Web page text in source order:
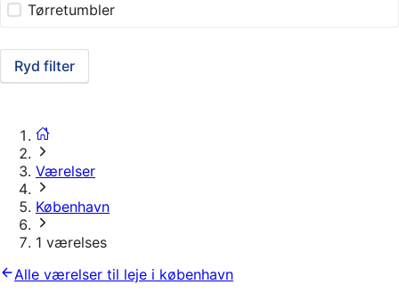
Tørretumbler
Ryd filter
Værelser
København
1 værelses
Alle værelser til leje i københavn